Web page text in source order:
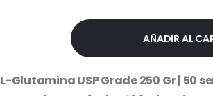
AÑADIR AL
L-Glutamina USP Grade 250 Gr | 50